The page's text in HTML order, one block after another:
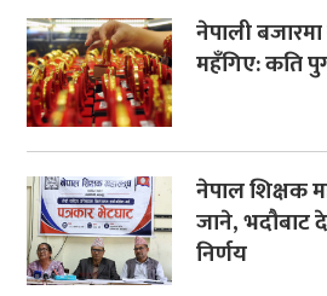
नेपाली
महँगिए: कति
नेपाल शिक्षक
जाने, भदौबाट
निर्णय